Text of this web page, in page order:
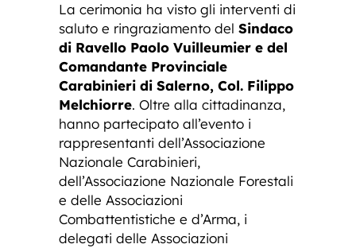
La cerimonia ha visto gli interventi di
saluto e ringraziamento del Sindaco
di Ravello Paolo Vuilleumier e del
Comandante Provinciale
Carabinieri di Salerno, Col. Filippo
Melchiorre. Oltre alla cittadinanza,
hanno partecipato all’evento i
rappresentanti dell’Associazione
Nazionale Carabinieri,
dell’Associazione Nazionale Forestali
e delle Associazioni
Combattentistiche e d’Arma, i
delegati delle Associazioni